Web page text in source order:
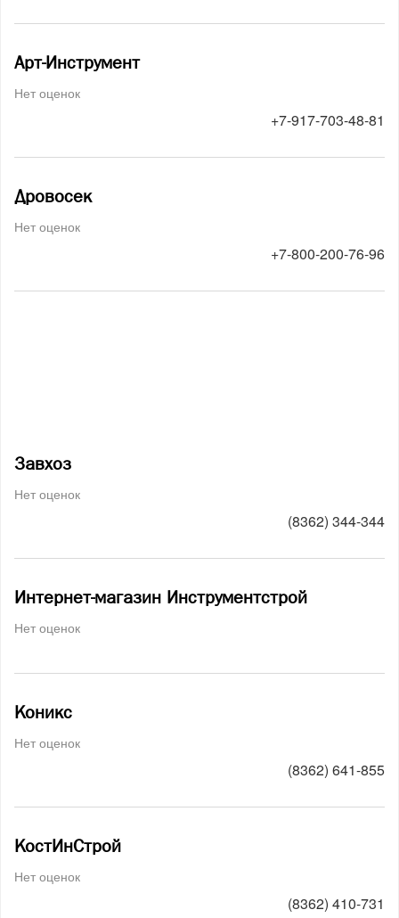
Арт-Инструмент
Нет оценок
+7-917-703-48-81
Дровосек
Нет оценок
+7-800-200-76-96
Завхоз
Нет оценок
(8362) 344-344
Интернет-магазин Инструментстрой
Нет оценок
Коникс
Нет оценок
(8362) 641-855
КостИнСтрой
Нет оценок
(8362) 410-731